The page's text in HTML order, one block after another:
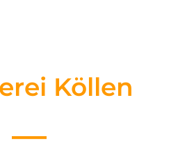
Köllen
––